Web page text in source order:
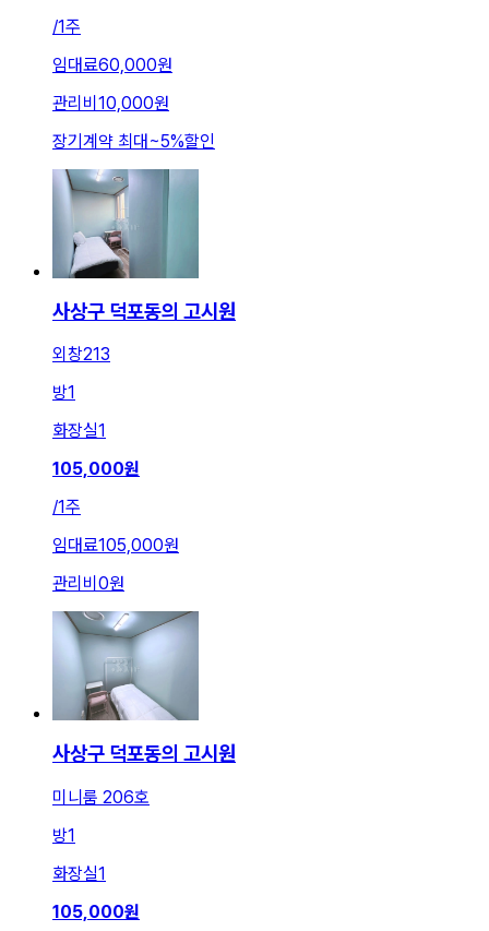
/1주
임대료60,000원
관리비 10,000원
장기계약 최대~5%할인
사상구 덕포동의 고시원
외창213
방1
화장실1
105,000원
/1주
임대료105,000원
관리비 0원
사상구 덕포동의 고시원
미니룸 206호
방1
화장실1
105,000원